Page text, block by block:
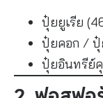
ปุ๋ยยูเรีย
ปุ๋ยคอก /
ปุ๋ยอินทรีย์